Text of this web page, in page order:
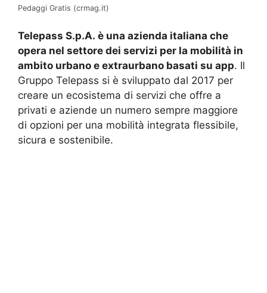
Pedaggi Gratis (crmag.it)
Telepass S.p.A. è una azienda italiana che
opera nel settore dei servizi per la mobilità in
ambito urbano e extraurbano basati su app. Il
Gruppo Telepass si è sviluppato dal 2017 per
creare un ecosistema di servizi che offre a
privati e aziende un numero sempre maggiore
di opzioni per una mobilità integrata flessibile,
sicura e sostenibile.